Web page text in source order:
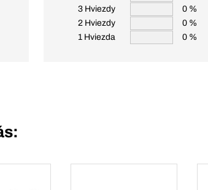
3 Hviezdy
0 %
2 Hviezdy
0 %
1 Hviezda
0 %